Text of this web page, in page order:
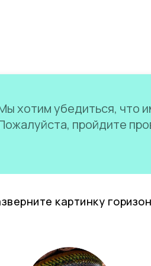
хотим убедиться, что
пройдите
картинку